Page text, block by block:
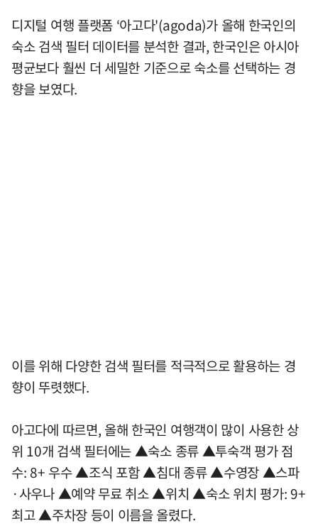
디지털 여행 플랫폼 ‘아고다'(agoda)가 올해 한국인의
숙소 검색 필터 데이터를 분석한 결과, 한국인은 아시아
평균보다 훨씬 더 세밀한 기준으로 숙소를 선택하는 경
향을 보였다.
이를 위해 다양한 검색 필터를 적극적으로 활용하는 경
향이 뚜렷했다.
아고다에 따르면, 올해 한국인 여행객이 많이 사용한 상
위 10개 검색 필터에는 ▲숙소 종류 ▲투숙객 평가 점
수: 8+ 우수 ▲조식 포함 ▲침대 종류 ▲수영장 ▲스파
·사우나 ▲예약 무료 취소 ▲위치 ▲숙소 위치 평가: 9+
최고 ▲주차장 등이 이름을 올렸다.